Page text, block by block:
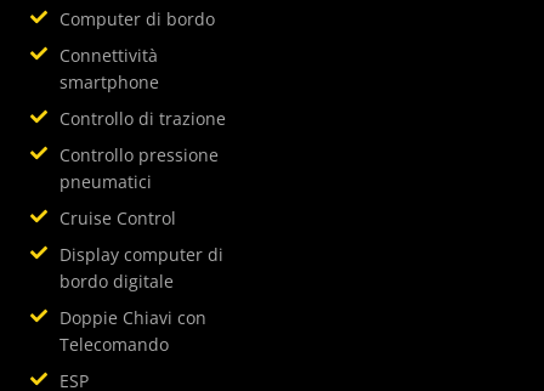
Computer di bordo
Connettività
smartphone
Controllo di trazione
Controllo pressione
pneumatici
Cruise Control
Display computer di
bordo digitale
Doppie Chiavi con
Telecomando
ESP